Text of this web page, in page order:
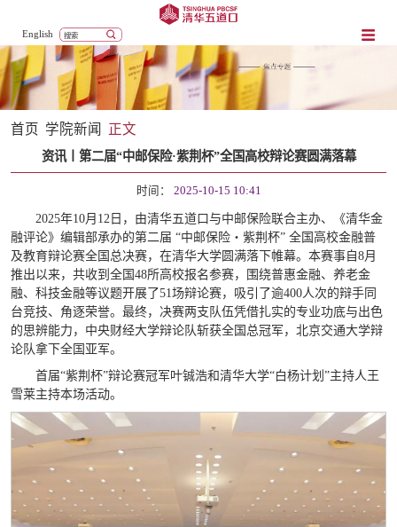
English
首页 学院新闻 正文
资讯丨第二届“中邮保险·紫荆杯”全国高校辩论赛圆满落幕
时间： 2025-10-15 10:41
2025年10月12日，由清华五道口与中邮保险联合主办、《清华金
融评论》编辑部承办的第二届 “中邮保险・紫荆杯” 全国高校金融普
及教育辩论赛全国总决赛，在清华大学圆满落下帷幕。本赛事自8月
推出以来，共收到全国48所高校报名参赛，围绕普惠金融、养老金
融、科技金融等议题开展了51场辩论赛，吸引了逾400人次的辩手同
台竞技、角逐荣誉。最终，决赛两支队伍凭借扎实的专业功底与出色
的思辨能力，中央财经大学辩论队斩获全国总冠军，北京交通大学辩
论队拿下全国亚军。
首届“紫荆杯”辩论赛冠军叶铖浩和清华大学“白杨计划”主持人王
雪莱主持本场活动。